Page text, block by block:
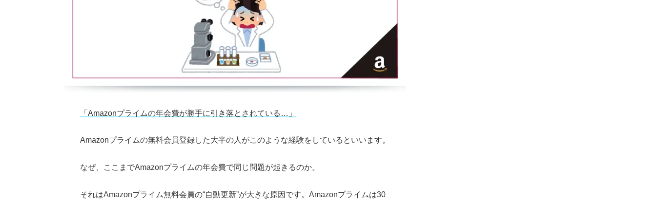
「 Amazonプライムの年会費が勝手に引き落とされている … 」
Amazonプライムの無料会員登録した大半の人がこのような経験をしているといいます。
なぜ、ここまでAmazonプライムの年会費で同じ問題が起きるのか。
それはAmazonプライム無料会員の“自動更新”が大きな原因です。 Amazonプライムは30